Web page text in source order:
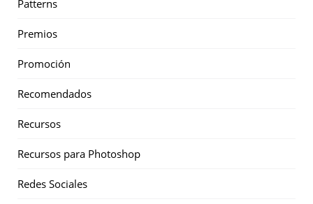
Patterns
Premios
Promoción
Recomendados
Recursos
Recursos para Photoshop
Redes Sociales